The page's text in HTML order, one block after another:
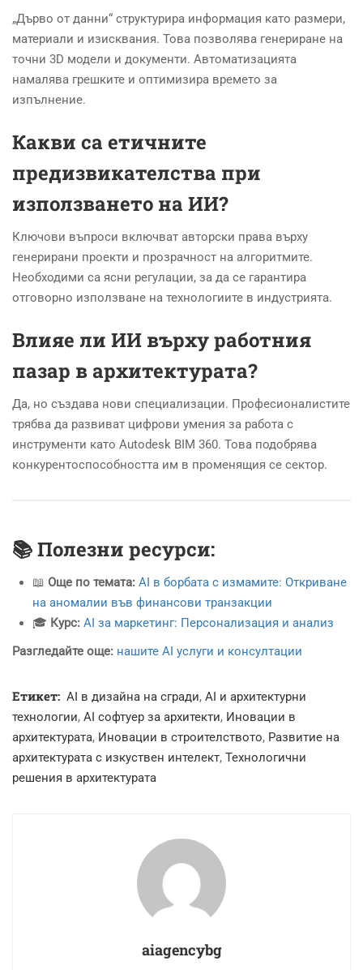
„Дърво от данни“ структурира информация като размери,
материали и изисквания. Това позволява генериране на
точни 3D модели и документи. Автоматизацията
намалява грешките и оптимизира времето за
изпълнение.
Какви са етичните
предизвикателства при
използването на ИИ?
Ключови въпроси включват авторски права върху
генерирани проекти и прозрачност на алгоритмите.
Необходими са ясни регулации, за да се гарантира
отговорно използване на технологиите в индустрията.
Влияе ли ИИ върху работния
пазар в архитектурата?
Да, но създава нови специализации. Професионалистите
трябва да развиват цифрови умения за работа с
инструменти като Autodesk BIM 360. Това подобрява
конкурентоспособността им в променящия се сектор.
📚 Полезни ресурси:
📖 Още по темата: AI в борбата с измамите: Откриване
на аномалии във финансови транзакции
🎓 Курс: AI за маркетинг: Персонализация и анализ
Разгледайте още: нашите AI услуги и консултации
Етикет: AI в дизайна на сгради, AI и архитектурни
технологии, AI софтуер за архитекти, Иновации в
архитектурата, Иновации в строителството, Развитие на
архитектурата с изкуствен интелект, Технологични
решения в архитектурата
aiagencybg